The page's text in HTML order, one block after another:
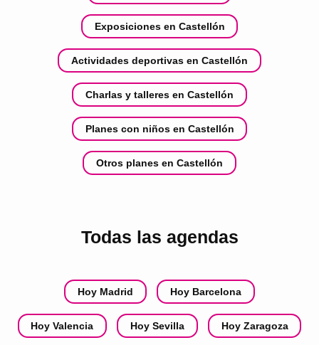
Exposiciones en Castellón
Actividades deportivas en Castellón
Charlas y talleres en Castellón
Planes con niños en Castellón
Otros planes en Castellón
Todas las agendas
Hoy Madrid Hoy Barcelona
Hoy Valencia Hoy Sevilla Hoy Zaragoza